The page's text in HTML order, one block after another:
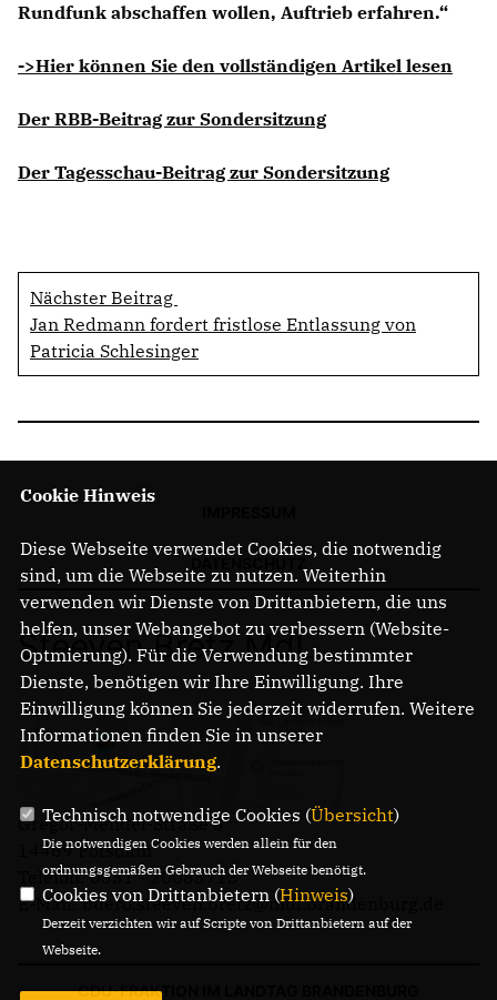
Rundfunk abschaffen wollen, Auftrieb erfahren.“
->Hier können Sie den vollständigen Artikel lesen
Der RBB-Beitrag zur Sondersitzung
Der Tagesschau-Beitrag zur Sondersitzung
Nächster Beitrag
Jan Redmann fordert fristlose Entlassung von
Patricia Schlesinger
Steeven Bretz MdL
Gregor-Mendel-Straße 3
14469 Potsdam
Telefon: 0331 - 20085713
E-Mail: buero.steeven.bretz@mdl.brandenburg.de
CDU-FRAKTION IM LANDTAG BRANDENBURG
Cookie Hinweis
Diese Webseite verwendet Cookies, die notwendig
sind, um die Webseite zu nutzen. Weiterhin
verwenden wir Dienste von Drittanbietern, die uns
helfen, unser Webangebot zu verbessern (Website-
Optmierung). Für die Verwendung bestimmter
Dienste, benötigen wir Ihre Einwilligung. Ihre
Einwilligung können Sie jederzeit widerrufen. Weitere
Informationen finden Sie in unserer
Datenschutzerklärung.
Technisch notwendige Cookies (Übersicht)
Die notwendigen Cookies werden allein für den
ordnungsgemäßen Gebrauch der Webseite benötigt.
Cookies von Drittanbietern (Hinweis)
Derzeit verzichten wir auf Scripte von Drittanbietern auf der
Webseite.